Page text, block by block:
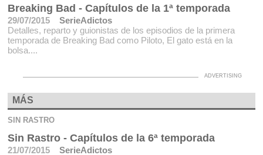
Breaking Bad - Capítulos de la 1ª temporada
29/07/2015
SerieAdictos
Detalles, reparto y guionistas de los episodios de la primera
temporada de Breaking Bad como Piloto, El gato está en la
bolsa....
MÁS
SIN RASTRO
Sin Rastro - Capítulos de la 6ª temporada
21/07/2015
SerieAdictos